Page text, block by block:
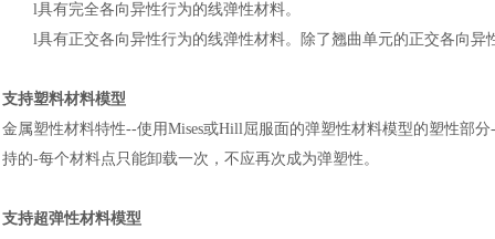
l具有完全各向异性行为的线弹性材料。
l具有正交各向异性行为的线弹性材料。除了翘曲单元的正交各向
支持塑料材料模型
金属塑性材料特性--使用Mises或Hill屈服面的弹塑性材料模型的塑性部
持的-每个材料点只能卸载一次，不应再次成为弹塑性。
支持超弹性材料模型